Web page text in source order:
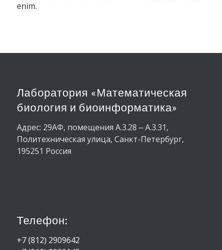
enim.
Лаборатория «Математическая
биология и биоинформатика»
Адрес: 29АФ, помещения А.3.28 ‒ А.3.31,
Политехническая улица, Санкт-Петербург,
195251 Россия
Телефон:
+7 (812) 2909642